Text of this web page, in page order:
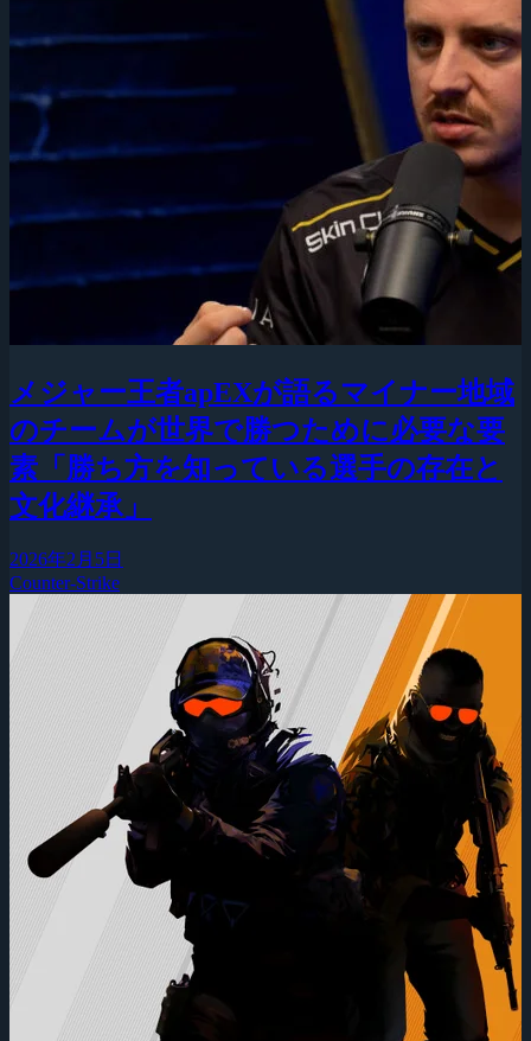
メジャー王者apEXが語るマイナー地域
のチームが世界で勝つために必要な要
素「勝ち方を知っている選手の存在と
文化継承」
2026年2月5日
Counter-Strike